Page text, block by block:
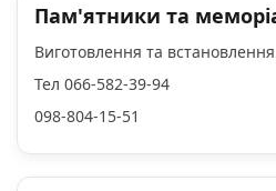
Пам'ятники та
Виготовлення та
Тел 066-582-39-94
098-804-15-51